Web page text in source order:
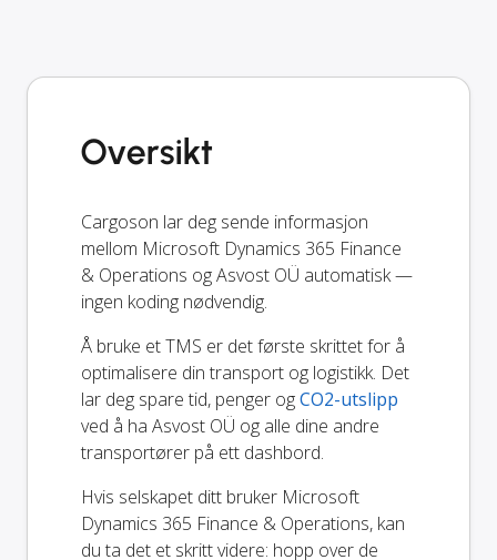
Oversikt
Cargoson lar deg sende informasjon
mellom Microsoft Dynamics 365 Finance
& Operations og Asvost OÜ automatisk —
ingen koding nødvendig.
Å bruke et TMS er det første skrittet for å
optimalisere din transport og logistikk. Det
lar deg spare tid, penger ogCO2-utslipp
ved å ha Asvost OÜ og alle dine andre
transportører på ett dashbord.
Hvis selskapet ditt bruker Microsoft
Dynamics 365 Finance & Operations, kan
du ta det et skritt videre: hopp over de